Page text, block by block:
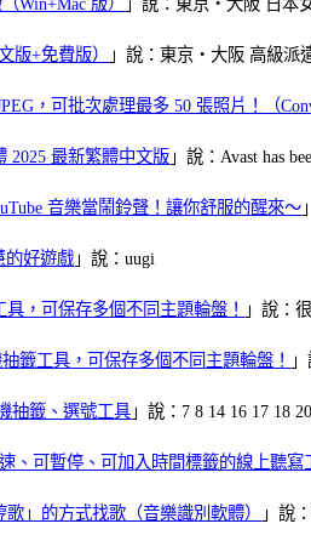
版+免費版） 」說：東京・大阪 高級派
，可批次處理最多 50 張照片！（
2025 最新繁體中文版 」說：Avast has
音樂當鬧鈴聲！讓你舒服的醒來～
的好遊戲 」說：uugi
，可保存多個不同主題輪盤！ 」說：
籤工具，可保存多個不同主題輪盤！
抽籤、選號工具 」說：7 8 14 16 17 18 20
、可暫停、可加入時間標籤的線上聽寫
歌」的方式找歌（音樂識別軟體） 」說